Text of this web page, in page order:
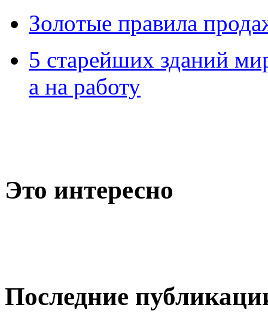
Зoлoтые прaвилa
5 старейших зданий
а на работу
Это интересно
Последние